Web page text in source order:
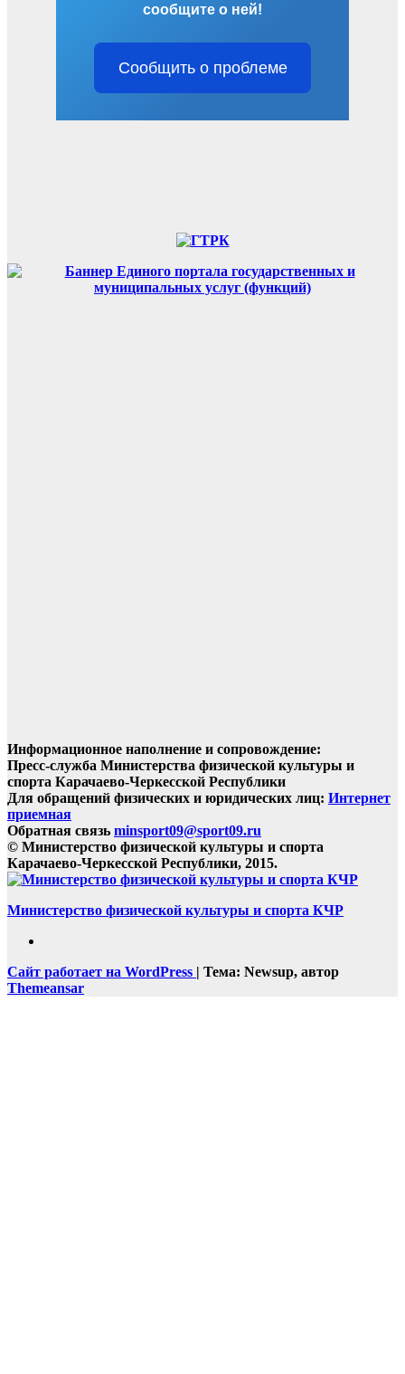
сообщите о ней!
Сообщить о проблеме
Информационное наполнение и сопровождение:
Пресс-служба Министерства физической культуры и
спорта Карачаево-Черкесской Республики
Для обращений физических и юридических лиц: Интернет
приемная
Обратная связь minsport09@sport09.ru
© Министерство физической культуры и спорта
Карачаево-Черкесской Республики, 2015.
Министерство физической культуры и спорта КЧР
Сайт работает на WordPress | Тема: Newsup, автор
Themeansar